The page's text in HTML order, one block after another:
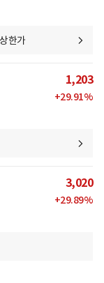
한가
1,203
+29.91%
3,020
+29.89%